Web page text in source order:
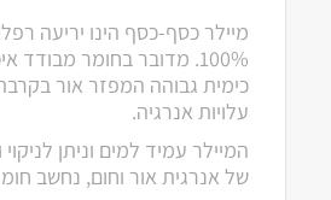
100%. מדובר בחומר
כימית גבוהה המפזר אור
עלויות אנרגיה.
המיילר עמיד למים וניתן
של אנרגית אור וחום, נחשב